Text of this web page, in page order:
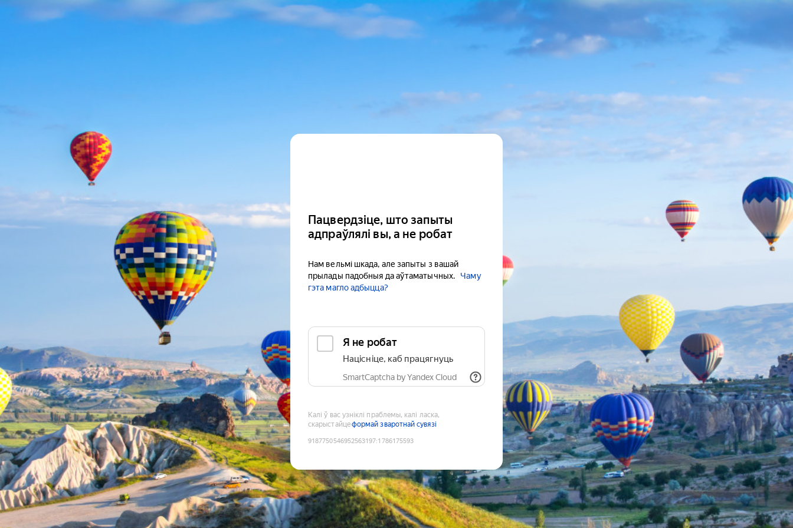
Пацвердзіце, што запыты
адпраўлялі вы, а не робат
Нам вельмі шкада, але запыты з вашай
прылады падобныя да аўтаматычных.
Чаму
гэта магло адбыцца?
Я не робат
Націсніце, каб працягнуць
SmartCaptcha by Yandex Cloud
Калі ў вас узніклі праблемы, калі ласка,
скарыстайцеформай зваротнай сувязі
9187750546952563197:1786175593